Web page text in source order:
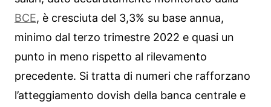
BCE, è cresciuta del 3,3% su base annua,
minimo dal terzo trimestre 2022 e quasi un
punto in meno rispetto al rilevamento
precedente. Si tratta di numeri che rafforzano
l’atteggiamento dovish della banca centrale e